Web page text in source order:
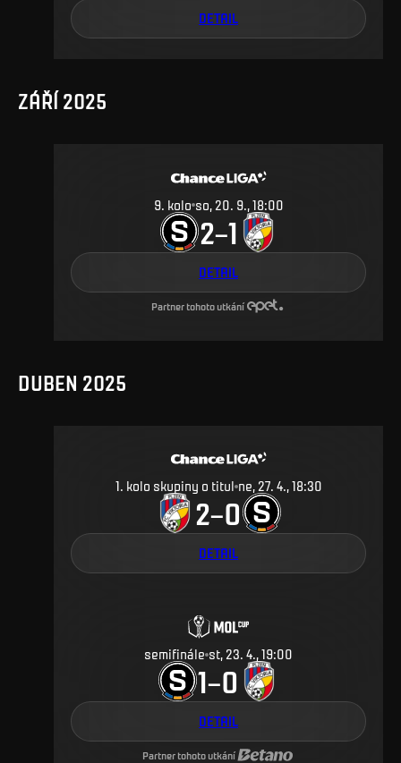
DETAIL
ZÁŘÍ 2025
9. kolo so, 20. 9., 18:00
2–1
DETAIL
Partner tohoto utkání
DUBEN 2025
1. kolo skupiny o titul ne, 27. 4., 18:30
2–0
DETAIL
semifinále st, 23. 4., 19:00
1–0
DETAIL
Partner tohoto utkání